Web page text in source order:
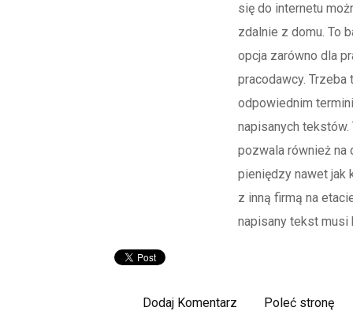
się do internetu
zdalnie z domu. To
opcja zarówno dla
pracodawcy. Trzeba
odpowiednim
napisanych
pozwala również na
pieniędzy nawet jak
z inną firmą na
napisany tekst musi
Dodaj Komentarz Poleć stronę